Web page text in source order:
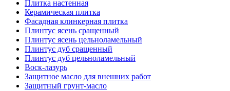
Плитка настенная
Керамическая плитка
Фасадная клинкерная плитка
Плинтус ясень сращенный
Плинтус ясень цельноламельный
Плинтус дуб сращенный
Плинтус дуб цельноламельный
Воск-лазурь
Защитное масло для внешних работ
Защитный грунт-масло